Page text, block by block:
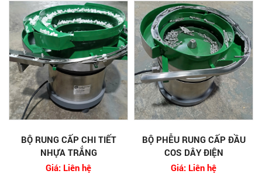
BỘ RUNG CẤP CHI TIẾT
NHỰA TRẮNG
Giá: Liên hệ
BỘ PHỄU RUNG CẤP ĐẦU
COS DÂY ĐIỆN
Giá: Liên hệ